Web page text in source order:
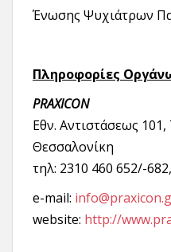
Ένωσης Ψυχιάτρων
Πληροφορίες
PRAXICON
Εθν. Αντιστάσεως
Θεσσαλονίκη
τηλ: 2310 460 652/-
e-mail:
website: http://